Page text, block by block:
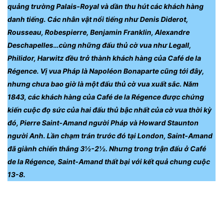
quảng trường Palais-Royal và dần thu hút các khách hàng
danh tiếng. Các nhân vật nổi tiếng như Denis Diderot,
Rousseau, Robespierre, Benjamin Franklin, Alexandre
Deschapelles…cùng những đấu thủ cờ vua như Legall,
Philidor, Harwitz đều trở thành khách hàng của Café de la
Régence. Vị vua Pháp là Napoléon Bonaparte cũng tới đây,
nhưng chưa bao giờ là một đấu thủ cờ vua xuất sắc. Năm
1843, các khách hàng của Café de la Régence được chứng
kiến cuộc đọ sức của hai đấu thủ bậc nhất của cờ vua thời kỳ
đó, Pierre Saint-Amand người Pháp và Howard Staunton
người Anh. Lần chạm trán trước đó tại London, Saint-Amand
đã giành chiến thắng 3½-2½. Nhưng trong trận đấu ở Café
de la Régence, Saint-Amand thất bại với kết quả chung cuộc
13-8.